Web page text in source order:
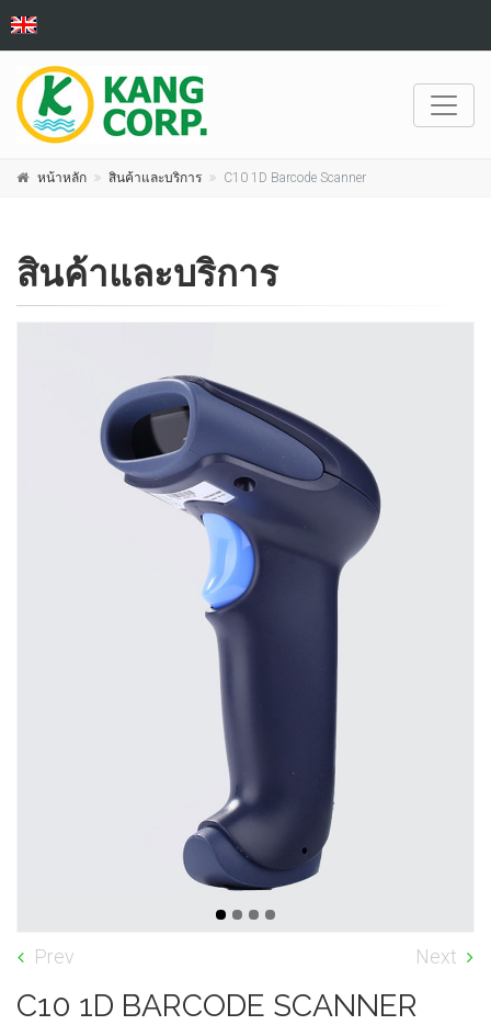
หน้าหลัก สินค้าและบริการ C10 1D Barcode Scanner
สินค้าและบริการ
Prev Next
C10 1D BARCODE SCANNER